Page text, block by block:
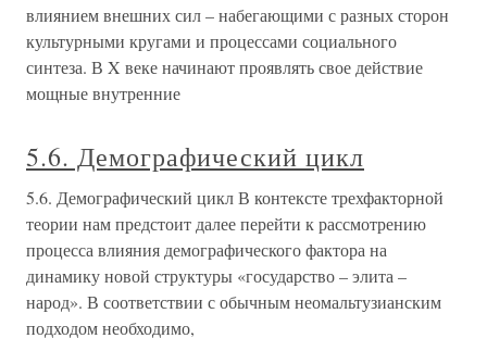
влиянием внешних сил – набегающими с разных сторон
культурными кругами и процессами социального
синтеза. В X веке начинают проявлять свое действие
мощные внутренние
5.6. Демографический цикл
5.6. Демографический цикл В контексте трехфакторной
теории нам предстоит далее перейти к рассмотрению
процесса влияния демографического фактора на
динамику новой структуры «государство – элита –
народ». В соответствии с обычным неомальтузианским
подходом необходимо,